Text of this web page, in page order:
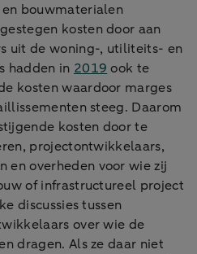
bouwmaterialen
kosten door aan
uit de woning-, utiliteits- en
hadden in 2019 ook te
kosten waardoor marges
steeg. Daarom
kosten door te
projectontwikkelaars,
en overheden voor wie zij
of infrastructureel project
discussies tussen
over wie de
dragen. Als ze daar niet